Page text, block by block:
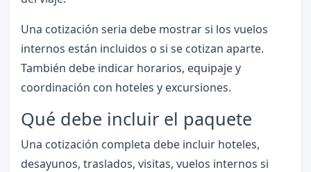
Una cotización seria debe mostrar si los vuelos
internos están incluidos o si se cotizan aparte.
También debe indicar horarios, equipaje y
coordinación con hoteles y excursiones.
Qué debe incluir el paquete
Una cotización completa debe incluir hoteles,
desayunos, traslados, visitas, vuelos internos si